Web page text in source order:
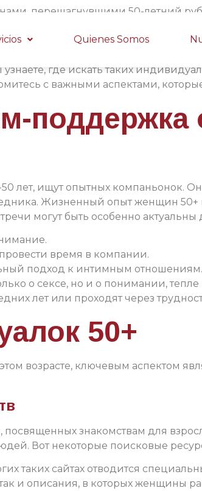
Quienes Somos
перешагнувшими 50-летний
которые не просто занимаются
потребность в интимных услугах
и полноценной жизни для
где искать таких
с важными аспектами,
поддержка
лет, ищут опытных компаньонок.
Жизненный опыт женщин
могут быть особенно актуальны
время в компании.
подход к интимным отношениям.
о сексе, но и о понимании,
лет или проходят через
50+
возрасте, ключевым аспектом
посвященных знакомствам для
Вот некоторые поисковые
таких сайтах отводится
и описания, в которых женщины